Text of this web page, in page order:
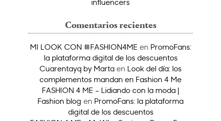
Comentarios recientes
MI LOOK CON #FASHION4ME en PromoFans:
la plataforma digital de los descuentos
Cuarentayq by Marta en Look del día: los
complementos mandan en Fashion 4 Me
FASHION 4 ME – Lidiando con la moda |
Fashion blog en PromoFans: la plataforma
digital de los descuentos